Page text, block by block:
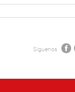
Síguenos